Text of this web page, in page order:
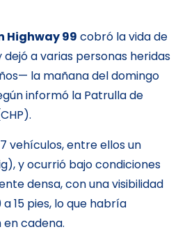
Highway 99 cobró la vida de
dejó a varias personas heridas
la mañana del domingo
informó la Patrulla de
vehículos, entre ellos un
y ocurrió bajo condiciones
densa, con una visibilidad
15 pies, lo que habría
cadena.